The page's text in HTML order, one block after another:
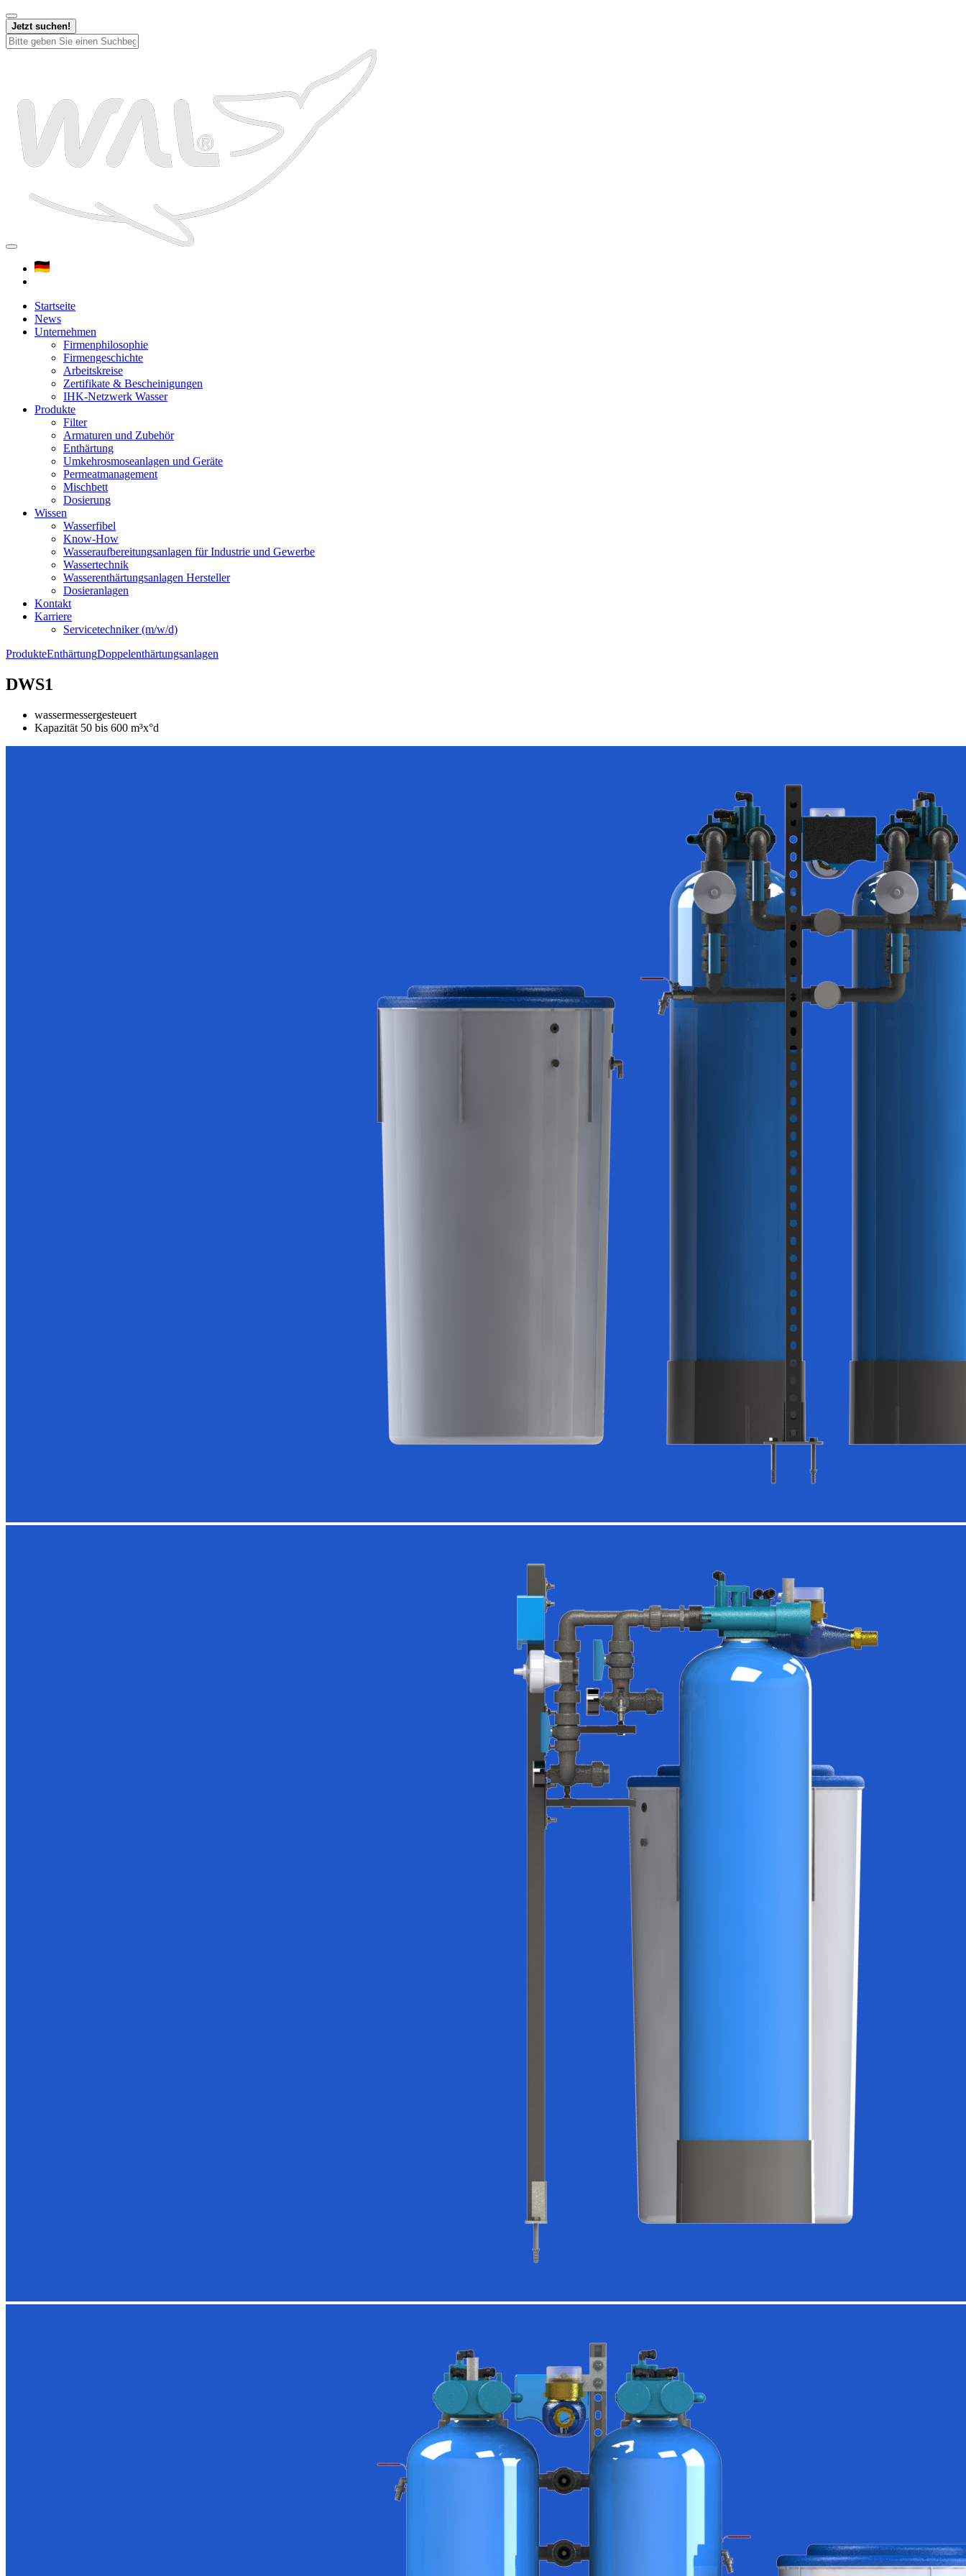
Jetzt suchen!
Startseite
News
Unternehmen
Firmenphilosophie
Firmengeschichte
Arbeitskreise
Zertifikate & Bescheinigungen
IHK-Netzwerk Wasser
Produkte
Filter
Armaturen und Zubehör
Enthärtung
Umkehrosmoseanlagen und Geräte
Permeatmanagement
Mischbett
Dosierung
Wissen
Wasserfibel
Know-How
Wasseraufbereitungsanlagen für Industrie und Gewerbe
Wassertechnik
Wasserenthärtungsanlagen Hersteller
Dosieranlagen
Kontakt
Karriere
Servicetechniker (m/w/d)
ProdukteEnthärtungDoppelenthärtungsanlagen
DWS1
wassermessergesteuert
Kapazität 50 bis 600 m³x°d